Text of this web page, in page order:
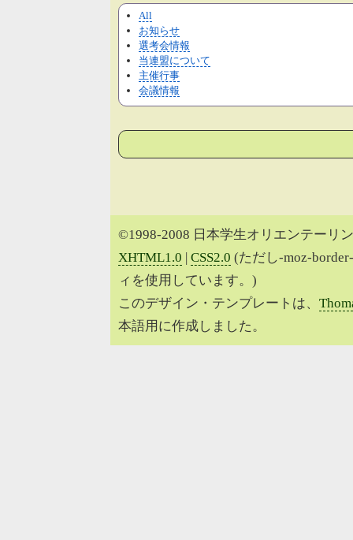
All
お知らせ
選考会情報
当連盟について
主催行事
会議情報
©1998-2008 日本学生オリエンテーリ
XHTML1.0 | CSS2.0 (ただし-moz-
ィを使用しています。)
このデザイン・テンプレートは、
本語用に作成しました。